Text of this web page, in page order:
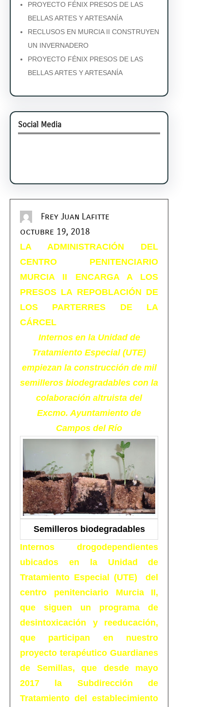
PROYECTO FÉNIX PRESOS DE LAS
BELLAS ARTES Y ARTESANÍA
RECLUSOS EN MURCIA II CONSTRUYEN
UN INVERNADERO
PROYECTO FÉNIX PRESOS DE LAS
BELLAS ARTES Y ARTESANÍA
Social Media
Frey Juan Lafitte
octubre 19, 2018
LA ADMINISTRACIÓN DEL
CENTRO PENITENCIARIO
MURCIA II ENCARGA A LOS
PRESOS LA REPOBLACIÓN DE
LOS PARTERRES DE LA
CÁRCEL
Internos en la Unidad de
Tratamiento Especial (UTE)
empiezan la construcción de mil
semilleros biodegradables con la
colaboración altruista del
Excmo. Ayuntamiento de
Campos del Río
Semilleros biodegradables
Internos drogodependientes
ubicados en la Unidad de
Tratamiento Especial (UTE) del
centro penitenciario Murcia II,
que siguen un programa de
desintoxicación y reeducación,
que participan en nuestro
proyecto terapéutico Guardianes
de Semillas, que desde mayo
2017 la Subdirección de
Tratamiento del establecimiento